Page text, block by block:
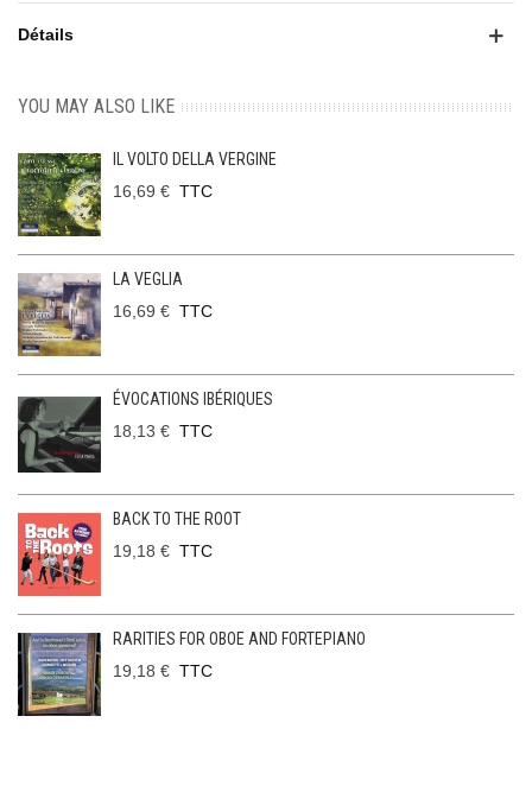
Détails
YOU MAY ALSO LIKE
IL VOLTO DELLA VERGINE
16,69 € TTC
LA VEGLIA
16,69 € TTC
ÉVOCATIONS IBÉRIQUES
18,13 € TTC
BACK TO THE ROOT
19,18 € TTC
RARITIES FOR OBOE AND FORTEPIANO
19,18 € TTC